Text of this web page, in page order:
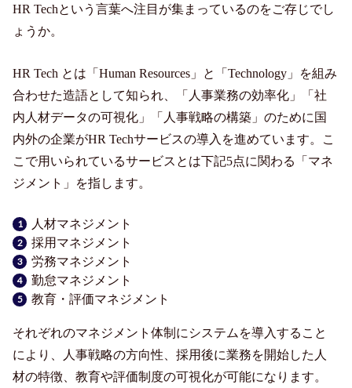
HR Techという言葉へ注目が集まっているのをご存じでし
ょうか。
HR Tech とは「Human Resources」と「Technology」を組み
合わせた造語として知られ、「人事業務の効率化」「社
内人材データの可視化」「人事戦略の構築」のために国
内外の企業がHR Techサービスの導入を進めています。こ
こで用いられているサービスとは下記5点に関わる「マネ
ジメント」を指します。
人材マネジメント
採用マネジメント
労務マネジメント
勤怠マネジメント
教育・評価マネジメント
それぞれのマネジメント体制にシステムを導入すること
により、人事戦略の方向性、採用後に業務を開始した人
材の特徴、教育や評価制度の可視化が可能になります。